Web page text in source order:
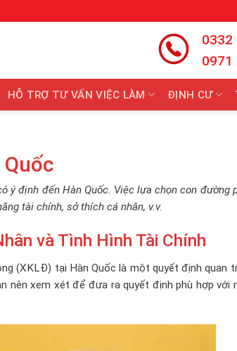
0332
0971
HỖ TRỢ TƯ VẤN VIỆC LÀM ĐỊNH CƯ
định đến Hàn Quốc. Việc lựa chọn con đường
tài chính, sở thích cá nhân, v.v.
và Tình Hình Tài Chính
(XKLĐ) tại Hàn Quốc là một quyết định quan
nên xem xét để đưa ra quyết định phù hợp với